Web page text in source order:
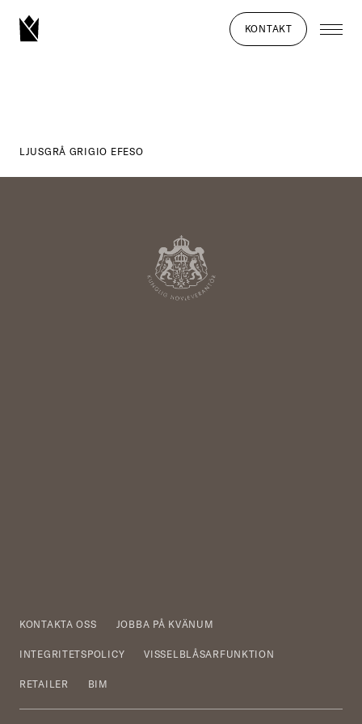
KONTAKT
LJUSGRÅ GRIGIO EFESO
KONTAKTA OSS JOBBA PÅ KVÄNUM
INTEGRITETSPOLICY VISSELBLÅSARFUNKTION
RETAILER BIM